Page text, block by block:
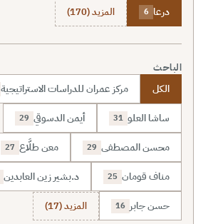
درعا 6 المزيد (170)
الباحث
الكل مركز عمران للدراسات الاستراتيجية
ساشا العلو 31 أيمن الدسوقي 29
محسن المصطفى 29 معن طلَّاع 27
مناف قومان 25 د.بشير زين العابدين
حسن جابر 16 المزيد (17)